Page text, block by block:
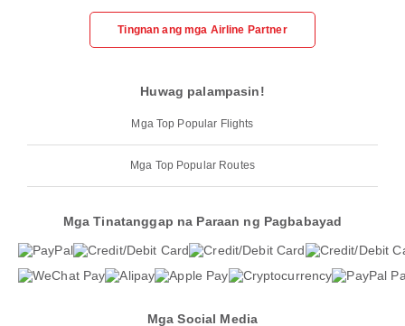
Tingnan ang mga Airline Partner
Huwag palampasin!
Mga Top Popular Flights
Mga Top Popular Routes
Mga Tinatanggap na Paraan ng Pagbabayad
Mga Social Media